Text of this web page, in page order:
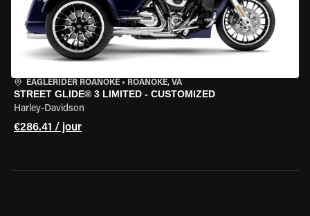
EAGLERIDER ROANOKE • ROANOKE, VA
STREET GLIDE® 3 LIMITED - CUSTOMIZED
Harley-Davidson
€286.41 / jour